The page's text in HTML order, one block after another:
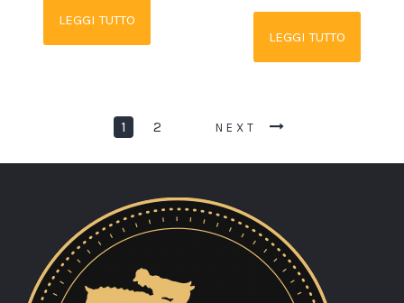
LEGGI TUTTO
LEGGI TUTTO
1 2 NEXT